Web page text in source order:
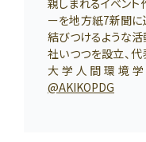
親しまれるイベント
ーを地方紙7新聞に
結びつけるような
社いつつを設立、
大学人間環境
@AKIKOPDG